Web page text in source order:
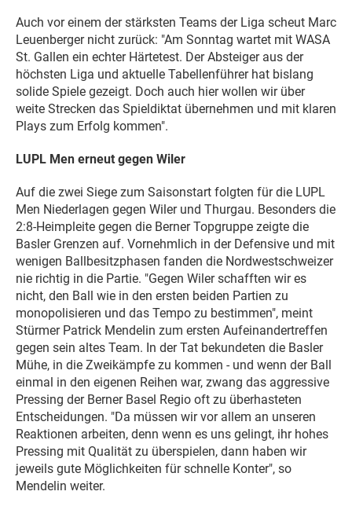
Auch vor einem der stärksten Teams der Liga scheut Marc
Leuenberger nicht zurück: "Am Sonntag wartet mit WASA
St. Gallen ein echter Härtetest. Der Absteiger aus der
höchsten Liga und aktuelle Tabellenführer hat bislang
solide Spiele gezeigt. Doch auch hier wollen wir über
weite Strecken das Spieldiktat übernehmen und mit klaren
Plays zum Erfolg kommen".
LUPL Men erneut gegen Wiler
Auf die zwei Siege zum Saisonstart folgten für die LUPL
Men Niederlagen gegen Wiler und Thurgau. Besonders die
2:8-Heimpleite gegen die Berner Topgruppe zeigte die
Basler Grenzen auf. Vornehmlich in der Defensive und mit
wenigen Ballbesitzphasen fanden die Nordwestschweizer
nie richtig in die Partie. "Gegen Wiler schafften wir es
nicht, den Ball wie in den ersten beiden Partien zu
monopolisieren und das Tempo zu bestimmen", meint
Stürmer Patrick Mendelin zum ersten Aufeinandertreffen
gegen sein altes Team. In der Tat bekundeten die Basler
Mühe, in die Zweikämpfe zu kommen - und wenn der Ball
einmal in den eigenen Reihen war, zwang das aggressive
Pressing der Berner Basel Regio oft zu überhasteten
Entscheidungen. "Da müssen wir vor allem an unseren
Reaktionen arbeiten, denn wenn es uns gelingt, ihr hohes
Pressing mit Qualität zu überspielen, dann haben wir
jeweils gute Möglichkeiten für schnelle Konter", so
Mendelin weiter.